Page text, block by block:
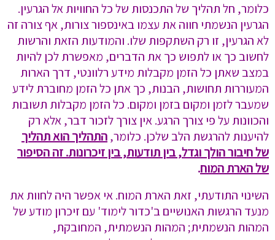
כלומר, חל תהליך של התכנסות של כל החוויות אל הגרעין.
הגרעין הנשמתי חווה את עצמו באינספור צורות, אף צורה זה
לא הגרעין, זו רק השתקפות שלו. והמודעות הזאת והרשות
לחשוב כך או לתפוש כך את הדברים, מאפשרת לכן להיות
במצב שאתן כל הזמן מקבלות מידע רלוונטי, דרך הארות
המעוררות תחושות, הבנות, כך אתן כל הזמן מחוברת לידע
שמעבר לזמן ומקום בזמן ומקום. כל הזמן מקבלות תשובות
והכוונות על פי צורך הרגע. אין צורך לזכור דבר, אלא רק
להיענות להרגשת הלב שלכן. כלומר,התהליך הוא תהליך
של חיבור הולך וגדל, בין תודעות, בין זיכרונות. זה הסיפור
של הארת המוח.
השינוי התודעתי, זאת הארת המוח. אי אפשר היה לחוות את
מנעד הרגשות האנושיים ב'כדור לימוד' עם זיכרון מודע של
המהות הנשמתית; המהות הנשמתית, המחובקת,